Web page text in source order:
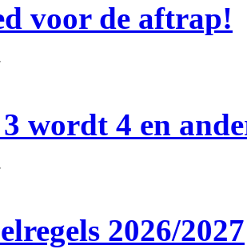
voor de aftrap!
wordt 4 en
2026/2027